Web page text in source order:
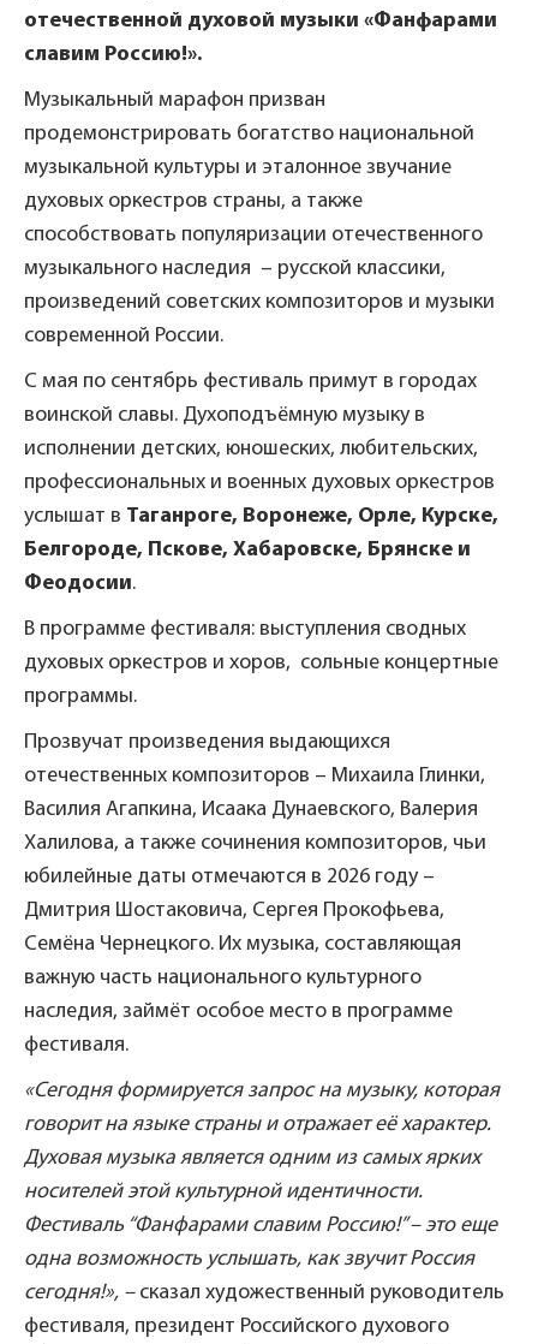
отечественной духовой музыки «Фанфарами
славим Россию!».
Музыкальный марафон призван
продемонстрировать богатство национальной
музыкальной культуры и эталонное звучание
духовых оркестров страны, а также
способствовать популяризации отечественного
музыкального наследия – русской классики,
произведений советских композиторов и музыки
современной России.
С мая по сентябрь фестиваль примут в городах
воинской славы. Духоподъёмную музыку в
исполнении детских, юношеских, любительских,
профессиональных и военных духовых оркестров
услышат в Таганроге, Воронеже, Орле, Курске,
Белгороде, Пскове, Хабаровске, Брянске и
Феодосии.
В программе фестиваля: выступления сводных
духовых оркестров и хоров, сольные концертные
программы.
Прозвучат произведения выдающихся
отечественных композиторов – Михаила Глинки,
Василия Агапкина, Исаака Дунаевского, Валерия
Халилова, а также сочинения композиторов, чьи
юбилейные даты отмечаются в 2026 году –
Дмитрия Шостаковича, Сергея Прокофьева,
Семёна Чернецкого. Их музыка, составляющая
важную часть национального культурного
наследия, займёт особое место в программе
фестиваля.
«Сегодня формируется запрос на музыку, которая
говорит на языке страны и отражает её характер.
Духовая музыка является одним из самых ярких
носителей этой культурной идентичности.
Фестиваль “Фанфарами славим Россию!” – это еще
одна возможность услышать, как звучит Россия
сегодня!», – сказал художественный руководитель
фестиваля, президент Российского духового